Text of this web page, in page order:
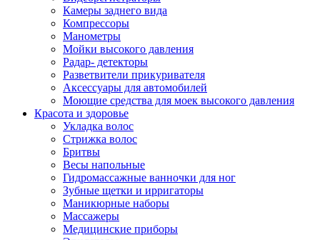
Камеры заднего вида
Компрессоры
Манометры
Мойки высокого давления
Радар- детекторы
Разветвители прикуривателя
Аксессуары для автомобилей
Моющие средства для моек высокого давления
Красота и здоровье
Укладка волос
Стрижка волос
Бритвы
Весы напольные
Гидромассажные ванночки для ног
Зубные щетки и ирригаторы
Маникюрные наборы
Массажеры
Медицинские приборы